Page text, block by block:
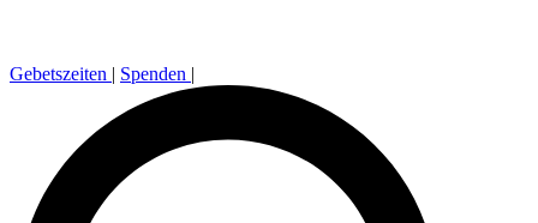
Gebetszeiten | Spenden |